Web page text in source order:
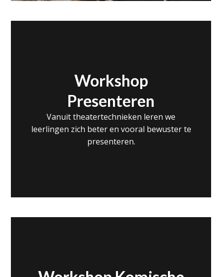
Workshop
Presenteren
Vanuit theatertechnieken leren we
leerlingen zich beter en vooral bewuster te
presenteren.